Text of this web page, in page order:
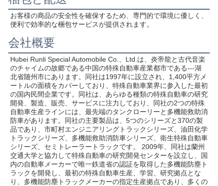
お客様の商品の安全性を確保するため、専門的で環境に優しく、
便利で効率的な梱包サービスが提供されます。
会社概要
Hubei Runli Special Automobile Co.、Ltd.は、炎帝龍と古代音楽
のチャイムの故郷である中国の特殊自動車産業都市である---湖
北省随州市にあります。同社は1997年に設立され、1,400平方メ
ートルの面積をカバーしており、特殊自動車業界に参入した最初
の国内民間企業です。同社は、あらゆる種類の特殊自動車の研究
開発、製造、販売、サービスに注力しており、同社の2つの特殊
自動車生産ラインには、最先端のタンクローリーと多機能救助消
防車があります。同社の主要製品は、5つのシリーズと370の製
品であり、市町村エンジニアリングトラックシリーズ、油田化学
トラックシリーズ、多機能救助消防車シリーズ、衛生特殊自動車
シリーズ、セミトレーラートラックです。 2009年、同社は蘭州
交通大学と協力して特殊自動車の研究開発センターを設立し、国
内の自動車メーカーで唯一鉄道省の認証を取得した多機能防塵ト
ラックを開発し、最初の特殊自動車生産、学習、研究拠点とな
り、多機能防塵トラックメーカーの指定生産拠点であり、多くの